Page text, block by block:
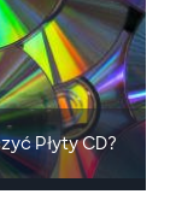
Płyty CD?